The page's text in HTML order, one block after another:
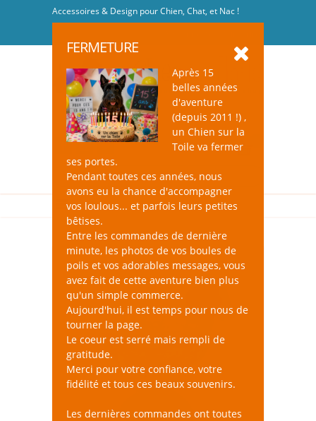
Accessoires & Design pour Chien, Chat, et Nac !
FERMETURE
Après 15
belles années
d'aventure
(depuis 2011 !) ,
un Chien sur la
Toile va fermer
ses portes.
Pendant toutes ces années, nous
avons eu la chance d'accompagner
vos loulous... et parfois leurs petites
bêtises.
Entre les commandes de dernière
minute, les photos de vos boules de
poils et vos adorables messages, vous
avez fait de cette aventure bien plus
qu'un simple commerce.
Aujourd'hui, il est temps pour nous de
tourner la page.
Le coeur est serré mais rempli de
gratitude.
Merci pour votre confiance, votre
fidélité et tous ces beaux souvenirs.
Les dernières commandes ont toutes